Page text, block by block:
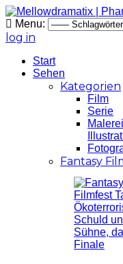
Menu:
log in
Start
Sehen
Kategorien
Film
Serie
Fantasy